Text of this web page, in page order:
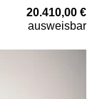
20.410,00 €
ausweisbar